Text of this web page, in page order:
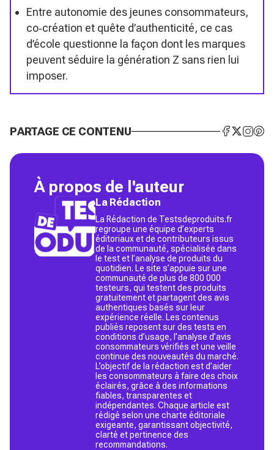
Entre autonomie des jeunes consommateurs,
co‑création et quête d’authenticité, ce cas
d’école questionne la façon dont les marques
peuvent séduire la génération Z sans rien lui
imposer.
PARTAGE CE CONTENU
À propos de l'auteur
La Rédaction
La Rédaction de Testsdeproduits.fr
regroupe une équipe d’experts
éditoriaux et de contributeurs issus
de la communauté, spécialisée dans
le test et l’analyse de produits du
quotidien. Le site s’appuie sur une
communauté de plus de 800 000
testeurs, qui testent des produits
gratuitement et partagent des avis
authentiques basés sur leur
expérience réelle. Les contenus
publiés reposent sur des tests en
conditions d’usage, l’analyse d’avis
consommateurs vérifiés et une veille
continue des nouveautés du marché.
L’objectif de la rédaction est d’aider
les consommateurs à faire des choix
éclairés, grâce à des informations
fiables, transparentes et
indépendantes. Chaque article est
rédigé selon une charte éditoriale
exigeante, garantissant objectivité,
clarté et pertinence des
recommandations.